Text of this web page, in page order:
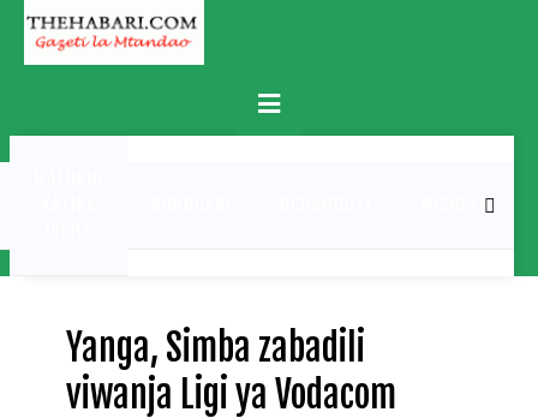
Skip
content
Primary
Menu
MICHEZO
Yanga, Simba zabadili
viwanja Ligi ya Vodacom